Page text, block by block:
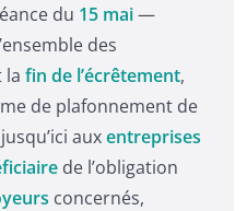
du 15 mai—
des
fin de l’écrêtement,
de plafonnement de
auxentreprises
de l’obligation
concernés,